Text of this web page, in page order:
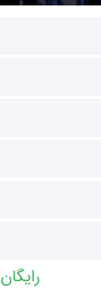
رایگان